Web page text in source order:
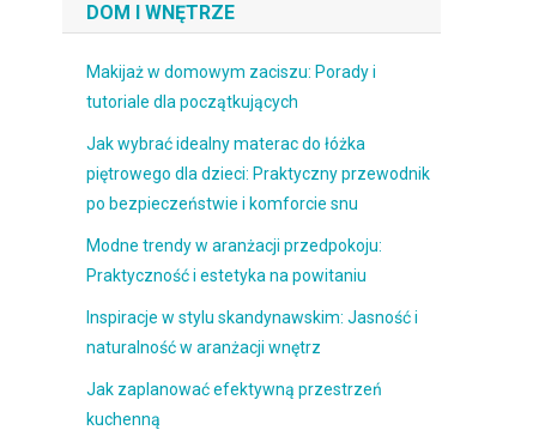
DOM I WNĘTRZE
Makijaż w domowym zaciszu: Porady i
tutoriale dla początkujących
Jak wybrać idealny materac do łóżka
piętrowego dla dzieci: Praktyczny przewodnik
po bezpieczeństwie i komforcie snu
Modne trendy w aranżacji przedpokoju:
Praktyczność i estetyka na powitaniu
Inspiracje w stylu skandynawskim: Jasność i
naturalność w aranżacji wnętrz
Jak zaplanować efektywną przestrzeń
kuchenną